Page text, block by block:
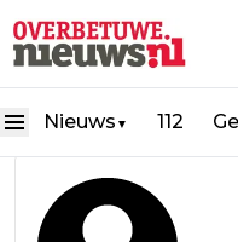
Nieuws ▼ 112